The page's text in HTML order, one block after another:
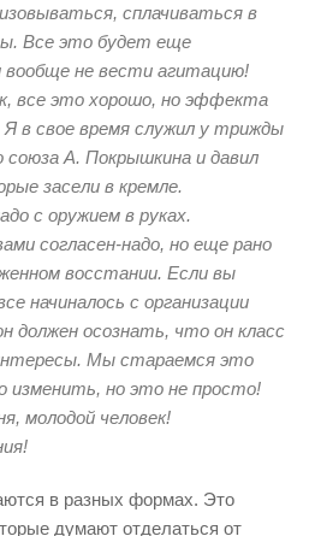
сплачиваться в
Все это будет еще
вообще не вести агитацию!
все это хорошо, но эффекта
Я в свое время служил у трижды
союза А. Покрышкина и давил
засели в кремле.
с оружием в руках.
согласен-надо, но еще рано
восстании. Если вы
начиналось с организации
должен осознать, что он класс
Мы стараемся это
изменить, но это не просто!
молодой человек!
в разных формах. Это
думают отделаться от